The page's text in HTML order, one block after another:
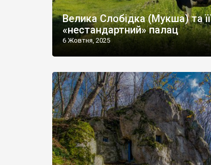
Велика Слобідка (Мукша) та її
«нестандартний» палац
6 Жовтня, 2025